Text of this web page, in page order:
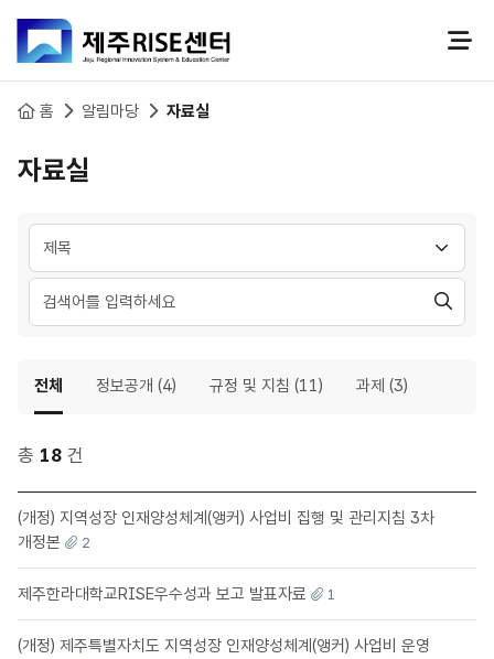
홈 알림마당 자료실
자료실
분류 선택
전체 정보공개 (4) 규정 및 지침 (11) 과제 (3)
총 18 건
(개정) 지역성장 인재양성체계(앵커) 사업비 집행 및 관리지침 3차
개정본
2
제주한라대학교RISE우수성과 보고 발표자료 1
(개정) 제주특별자치도 지역성장 인재양성체계(앵커) 사업비 운영